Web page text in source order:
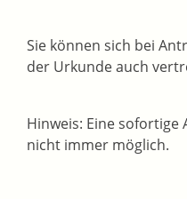
Sie können sich bei
der Urkunde auch
Hinweis: Eine sofortige
nicht immer möglich.